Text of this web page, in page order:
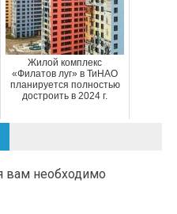
Жилой комплекс
«Филатов луг» в ТиНАО
планируется полностью
достроить в 2024 г.
вам необходимо